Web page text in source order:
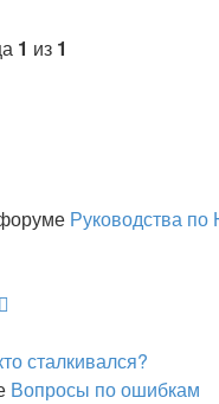
1 из 1
Руководства по
сталкивался?
Вопросы по ошибкам